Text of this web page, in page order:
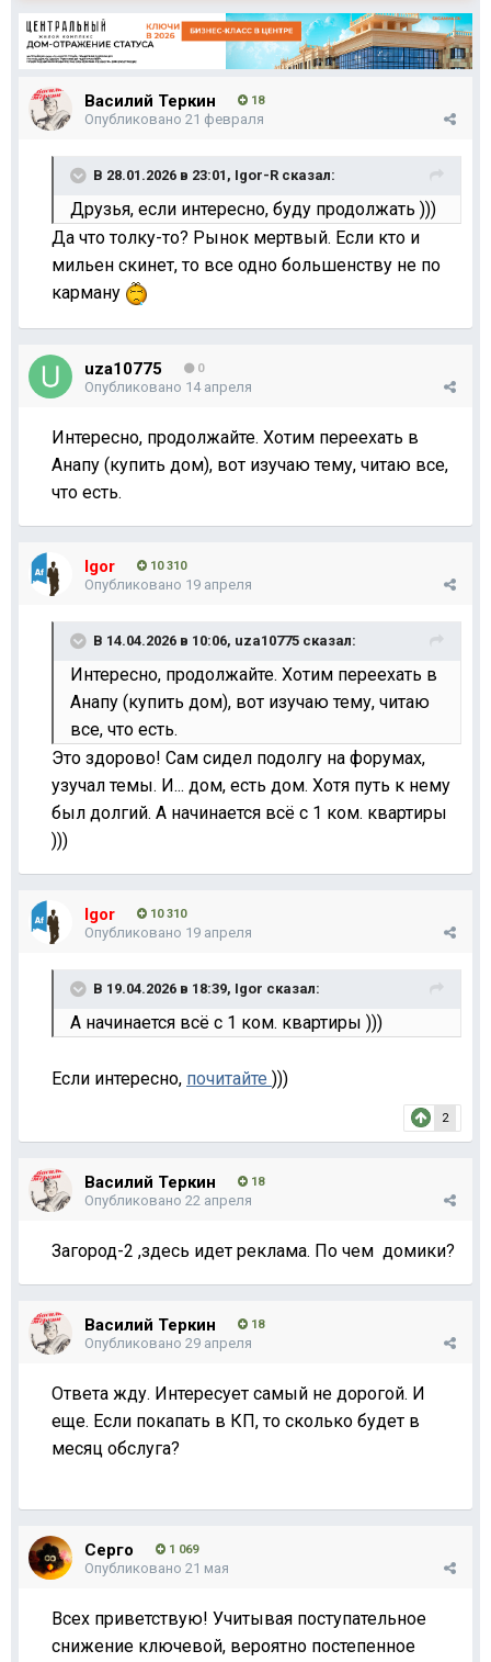
Василий Теркин 18
Опубликовано 21 февраля
В 28.01.2026 в 23:01, Igor-R сказал:
Друзья, если интересно, буду продолжать )))
Да что толку-то? Рынок мертвый. Если кто и
мильен скинет, то все одно большенству не по
карману
uza10775 0
Опубликовано 14 апреля
Интересно, продолжайте. Хотим переехать в
Анапу (купить дом), вот изучаю тему, читаю все,
что есть.
Igor 10 310
Опубликовано 19 апреля
В 14.04.2026 в 10:06, uza10775 сказал:
Интересно, продолжайте. Хотим переехать в
Анапу (купить дом), вот изучаю тему, читаю
все, что есть.
Это здорово! Сам сидел подолгу на форумах,
узучал темы. И... дом, есть дом. Хотя путь к нему
был долгий. А начинается всё с 1 ком. квартиры
)))
Igor 10 310
Опубликовано 19 апреля
В 19.04.2026 в 18:39, Igor сказал:
А начинается всё с 1 ком. квартиры )))
Если интересно, почитайте )))
2
Василий Теркин 18
Опубликовано 22 апреля
Загород-2 ,здесь идет реклама. По чем домики?
Василий Теркин 18
Опубликовано 29 апреля
Ответа жду. Интересует самый не дорогой. И
еще. Если покапать в КП, то сколько будет в
месяц обслуга?
Серго 1 069
Опубликовано 21 мая
Всех приветствую! Учитывая поступательное
снижение ключевой, вероятно постепенное